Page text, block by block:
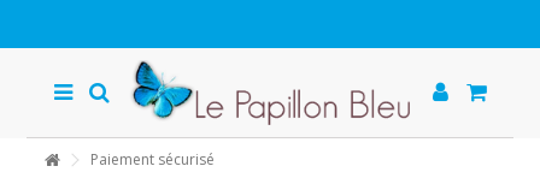
Paiement sécurisé